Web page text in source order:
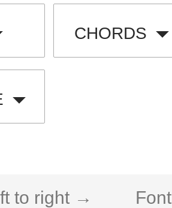
CHORDS
to right →